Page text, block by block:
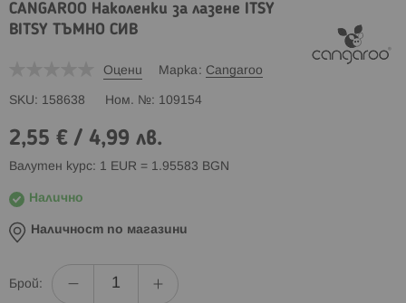
CANGAROO Наколенки за лазене ITSY
BITSY ТЪМНО СИВ
Оцени Марка Cangaroo
SKU 158638 Ном. № 109154
2,55 € / 4,99 лв.
Валутен курс: 1 EUR = 1.95583 BGN
Налично
Наличност по магазини
Брой: